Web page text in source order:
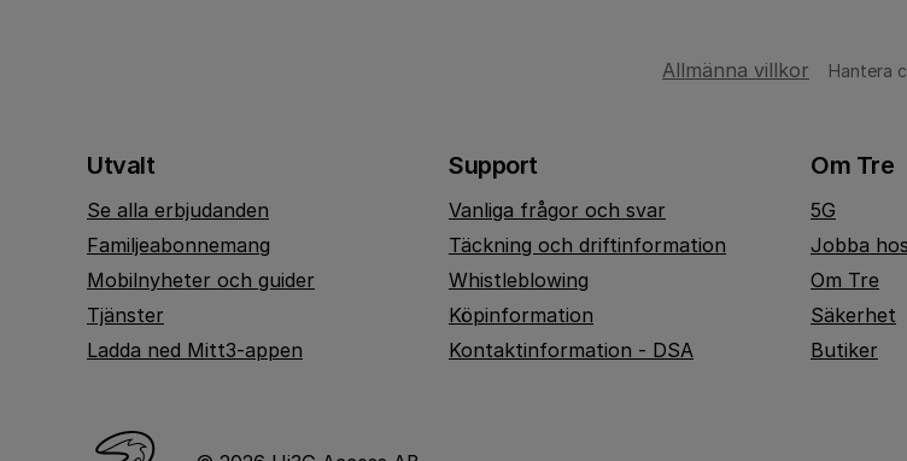
Allmänna villkor Hantera
Utvalt
Se alla erbjudanden
Familjeabonnemang
Mobilnyheter och guider
Tjänster
Ladda ned Mitt3-appen
Support
Vanliga frågor och svar
Täckning och driftinformation
Whistleblowing
Köpinformation
Kontaktinformation - DSA
Om Tre
5G
Jobba
Om Tre
Säkerhet
Butiker